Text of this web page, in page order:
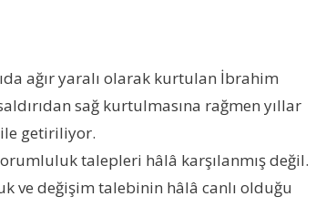
ağır yaralı olarak kurtulan İbrahim
sağ kurtulmasına rağmen yıllar
getiriliyor.
talepleri hâlâ karşılanmış değil.
ve değişim talebinin hâlâ canlı olduğu